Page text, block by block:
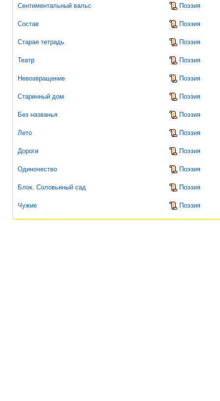
Сентиментальный вальс Поэзия
Состав Поэзия
Старая тетрадь Поэзия
Театр Поэзия
Невозвращение Поэзия
Старинный дом Поэзия
Без названья Поэзия
Лето Поэзия
Дороги Поэзия
Одиночество Поэзия
Блок. Соловьиный сад Поэзия
Чужие Поэзия